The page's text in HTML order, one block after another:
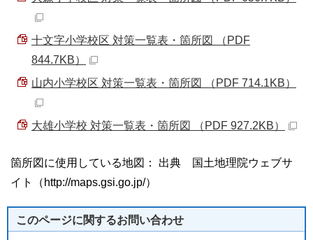
十文字小学校区 対策一覧表・箇所図 （PDF
844.7KB）
山内小学校区 対策一覧表・箇所図 （PDF 714.1KB）
大雄小学校 対策一覧表・箇所図 （PDF 927.2KB）
箇所図に使用している地図： 出典 国土地理院ウェブサ
イト（http://maps.gsi.go.jp/）
このページに関するお問い合わせ